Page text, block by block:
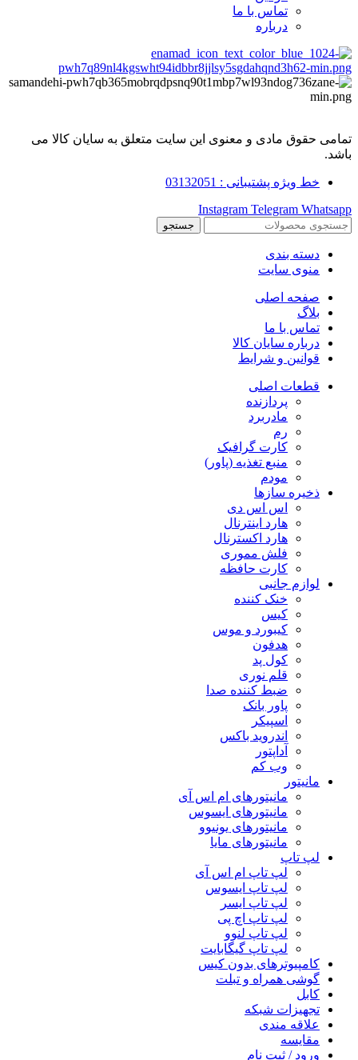
تماس با ما
درباره
تمامی حقوق مادی و معنوی این سایت متعلق به سایان کالا می
باشد.
خط ویژه پشتیبانی : 03132051
Instagram Telegram Whatsapp
جستجو
دسته بندی
منوی سایت
صفحه اصلی
بلاگ
تماس با ما
درباره سایان کالا
قوانین و شرایط
قطعات اصلی
پردازنده
مادربرد
رم
کارت گرافیک
منبع تغذیه (پاور)
مودم
ذخیره سازها
اس اس دی
هارد اینترنال
هارد اکسترنال
فلش مموری
کارت حافظه
لوازم جانبی
خنک کننده
کیس
کیبورد و موس
هدفون
کول پد
قلم نوری
ضبط کننده صدا
پاور بانک
اسپیکر
اندروید باکس
آداپتور
وب کم
مانیتور
مانیتورهای ام اس آی
مانیتورهای ایسوس
مانیتورهای یونیوو
مانیتورهای مایا
لپ تاپ
لپ تاپ ام اس آی
لپ تاپ ایسوس
لپ تاپ ایسر
لپ تاپ اچ پی
لپ تاپ لنوو
لپ تاپ گیگابایت
کامپیوترهای بدون کیس
گوشی همراه و تبلت
کابل
تجهیزات شبکه
علاقه مندی
مقایسه
ورود / ثبت نام